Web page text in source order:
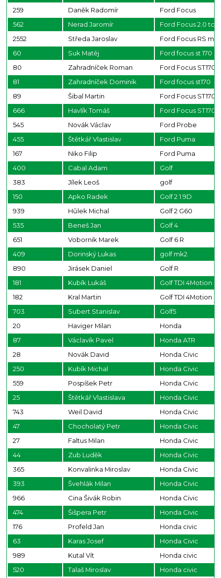
259
Daněk Radomír
Ford Focus
562
Nerad Jaromír
Ford Focus 2.0 tdci
2552
Středa Jaroslav
Ford Focus RS
60
Suk Matěj
Ford focus st 170
80
Zahradníček Roman
Ford Focus ST170
81
Zahradníček Dominik
Ford focus st170
89
Šibal Martin
Ford Focus ST170
666
Havlík Tomáš
Ford Focus ST170
545
Novák Václav
Ford Probe
455
Štětkář Vlastislav
Ford Puma
167
Niko Filip
Ford Puma
400
Cabal Adam
Golf
383
Jílek Leoš
golf
150
Apko Radek
Golf 2 1.9D
939
Hůlek Michal
Golf 2 G60
535
Beneš Jan
Golf 4
651
Vobornik Marek
Golf 6 R
409
Dorinský Lukas
golf mk2
890
Jirásek Daniel
Golf R
181
Kubík Lukáš
Golf TDI 4Motion
182
Kral Martin
Golf TDI 4Motion
703
Subert Stanislav
Golf5
20
Haviger Milan
Honda
87
Václavík Pavel
Honda ATR
28
Novák David
Honda Civic
250
Kubík Michal
Honda Civic
559
Pospíšek Petr
Honda Civic
25
Štětkář Vlastislava
Honda Civic
743
Weil David
Honda Civic
47
Chocholatý Petr
Honda Civic
27
Faltus Milan
Honda Civic
44
Zub Luděk
Honda Civic
365
Konvalinka Miroslav
Honda Civic
393
Švehlák Milan
Honda Civic
966
Cina Šivák Robin
Honda Civic
474
Šišpera Petr
Honda Civic
176
Profeld Jan
Honda civic
63
Karas Josef
Honda Civic
989
Kutal Vít
Honda civic
520
Talaš Miroslav Honda civic